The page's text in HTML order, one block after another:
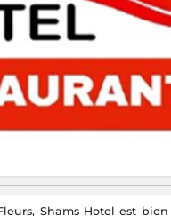
Shams Hotel est